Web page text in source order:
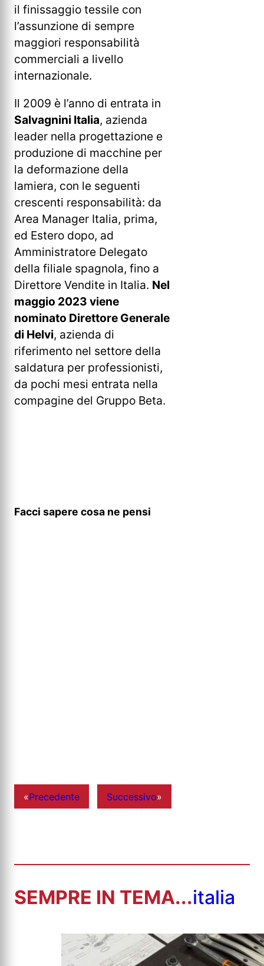
il finissaggio tessile con
l’assunzione di sempre
maggiori responsabilità
commerciali a livello
internazionale.
Il 2009 è l’anno di entrata in
Salvagnini Italia, azienda
leader nella progettazione e
produzione di macchine per
la deformazione della
lamiera, con le seguenti
crescenti responsabilità: da
Area Manager Italia, prima,
ed Estero dopo, ad
Amministratore Delegato
della filiale spagnola, fino a
Direttore Vendite in Italia. Nel
maggio 2023 viene
nominato Direttore Generale
di Helvi, azienda di
riferimento nel settore della
saldatura per professionisti,
da pochi mesi entrata nella
compagine del Gruppo Beta.
Facci sapere cosa ne pensi
«Precedente Successivo»
SEMPRE IN TEMA...italia